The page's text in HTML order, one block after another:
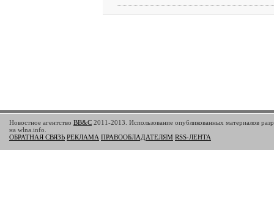
Новостное агентство BB&C 2011-2013. Использование опубликованных материалов
на wlna.info.
ОБРАТНАЯ СВЯЗЬ РЕКЛАМА ПРАВООБЛАДАТЕЛЯМ RSS-ЛЕНТА